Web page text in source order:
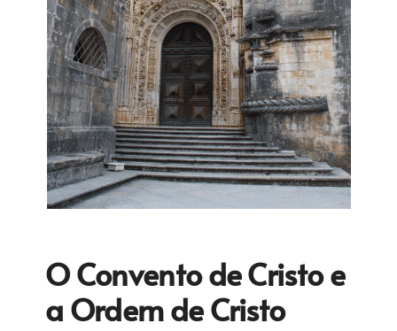
O Convento de Cristo e
a Ordem de Cristo